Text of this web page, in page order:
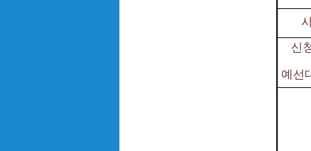
신
예선